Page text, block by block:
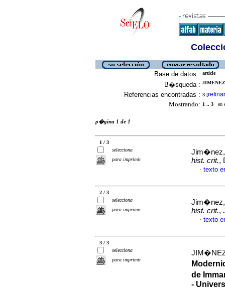
Base de datos : article
B�squeda :
Referencias encontradas : 3 [refinar
Mostrando: 1 .. 3 en
p�gina 1 de 1
1 / 3
selecciona
para imprimir
hist. crit.,
· texto
2 / 3
selecciona
para imprimir
hist. crit.,
· texto
3 / 3
selecciona
para imprimir
de
-